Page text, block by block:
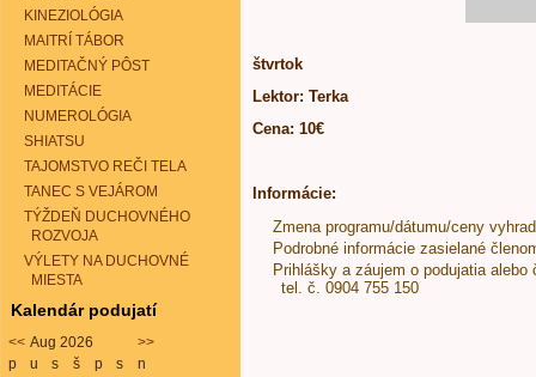
KINEZIOLÓGIA
MAITRÍ TÁBOR
MEDITAČNÝ PÔST
MEDITÁCIE
NUMEROLÓGIA
SHIATSU
TAJOMSTVO REČI TELA
TANEC S VEJÁROM
TÝŽDEŇ DUCHOVNÉHO
ROZVOJA
VÝLETY NA DUCHOVNÉ
MIESTA
Kalendár podujatí
<< Aug 2026
>>
p
u s š p s n
štvrtok
Lektor: Terka
Cena: 10€
Informácie:
Zmena programu/dátumu/ceny
Podrobné informácie zasielané
Prihlášky a záujem o podujatia
tel. č. 0904 755 150